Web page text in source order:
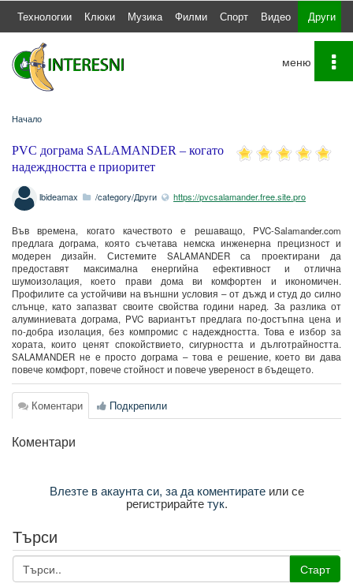
Технологии Клюки Музика Филми Спорт Видео Други
Начало
PVC дограма SALAMANDER – когато
надеждността е приоритет
lbideamax /category/Други https://pvcsalamander.free.site.pro
Във времена, когато качеството е решаващо, PVC-Salamander.com
предлага дограма, която съчетава немска инженерна прецизност и
модерен дизайн. Системите SALAMANDER са проектирани да
предоставят максимална енергийна ефективност и отлична
шумоизолация, което прави дома ви комфортен и икономичен.
Профилите са устойчиви на външни условия – от дъжд и студ до силно
слънце, като запазват своите свойства години наред. За разлика от
алуминиевата дограма, PVC вариантът предлага по-достъпна цена и
по-добра изолация, без компромис с надеждността. Това е избор за
хората, които ценят спокойствието, сигурността и дълготрайността.
SALAMANDER не е просто дограма – това е решение, което ви дава
повече комфорт, повече стойност и повече увереност в бъдещето.
Коментари Подкрепили
Коментари
Влезте в акаунта си, за да коментиратеили се
регистрирайтетук.
Търси
Старт